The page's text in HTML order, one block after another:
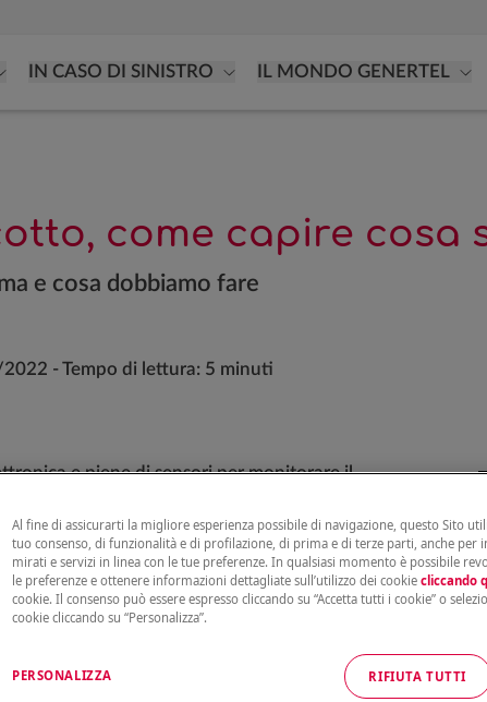
IN CASO DI SINISTRO IL MONDO GENERTEL
come capire cosa
e cosa dobbiamo fare
-Tempo di lettura: 5 minuti
e piene di sensori per monitorare il
sapere cosa significano le spie sul
in grado di evitare un guasto completo.
spie sul cruscotto, perché si accendono, quanto
fare quando le vedi.
di colori a semaforo:
o è attualmente in uso
Al fine di assicurarti la migliore esperienza possibile di navigazione, questo Sito
tuo consenso, di funzionalità e di profilazione, di prima e di terze parti, anche per
mirati e servizi in linea con le tue preferenze. In qualsiasi momento è possibile
le preferenze e ottenere informazioni dettagliate sull’utilizzo dei cookie cliccando
cookie. Il consenso può essere espresso cliccando su “Accetta tutti i cookie” o
cookie cliccando su “Personalizza”.
PERSONALIZZA RIFIUTA TUTTI